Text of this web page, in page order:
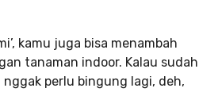
kamu juga bisa menambah
tanaman indoor. Kalau sudah
perlu bingung lagi, deh,